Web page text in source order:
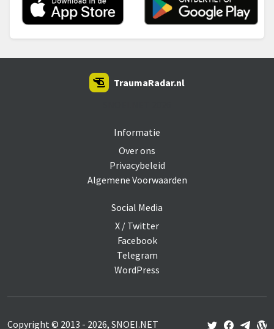
Informatie
Over ons
Privacybeleid
Algemene Voorwaarden
Social Media
X / Twitter
Facebook
Telegram
WordPress
TraumaRadar.nl
Copyright © 2013 - 2026, SNOEI.NET